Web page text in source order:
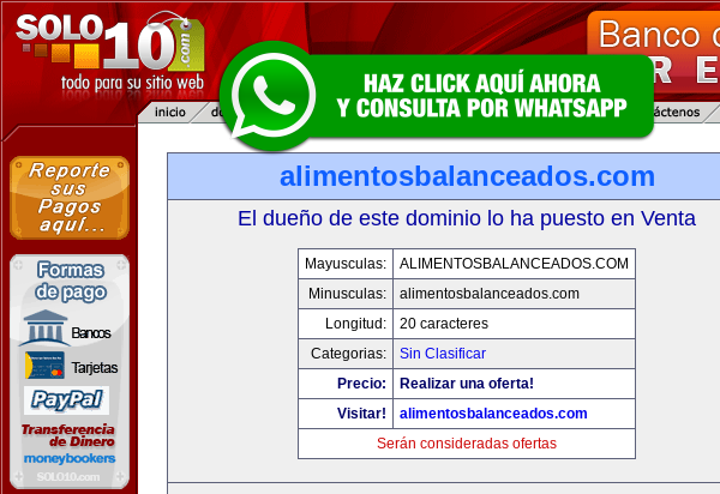
alimentosbalanceados.com
El dueño de este dominio lo ha puesto en Venta
Mayusculas:
ALIMENTOSBALANCEADOS.COM
Minusculas:
alimentosbalanceados.com
Longitud:
20 caracteres
Categorias:
Sin Clasificar
Precio:
Realizar una oferta!
Visitar!
alimentosbalanceados.com
Serán consideradas ofertas